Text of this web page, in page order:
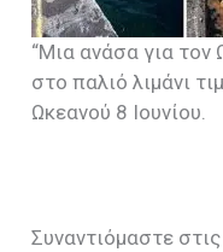
“Μια ανάσα για τον
στο παλιό λιμάνι
Ωκεανού 8 Ιουνίου.
Συναντιόμαστε